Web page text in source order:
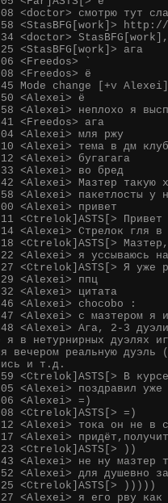
<doctor> смотрю тут
<StasBFG[work]>
<doctor>
<StasBFG[work]> ага
<Freedos> `
<Freedos> ё
Mode change [+v
<Alexei> ё
<Alexei> неплохо я
<Freedos> ага
<Alexei> мля ржу
<Alexei> тема в дм
<Alexei> бугагага
<Alexei> во бред
<Alexei> Мазтер такую
<Alexei> пакетлосты у
<Alexei> привет
<Ctrelok]ASTS[> Привет
<Alexei> Стрелок гля в
<Ctrelok]ASTS[>
<Alexei> я уссываюсь
<Ctrelok]ASTS[> Я уже
<Alexei> ппц
<Alexei> цитата
<Alexei> chocobo :
<Alexei> с мазтером я
<Alexei> Ага, 2-3 дуэли
я в нетурнирных дуэлях
вечером реальную
и т.д.
<Ctrelok]ASTS[> В
<Alexei> поздравил уже
<Alexei> =)
<Ctrelok]ASTS[> =)
<Alexei> тока он не в
<Alexei>
<Ctrelok]ASTS[> ))
<Alexei> не ну мазтер
<Alexei> для душевно
<Ctrelok]ASTS[> )))))
<Alexei> я его рву как